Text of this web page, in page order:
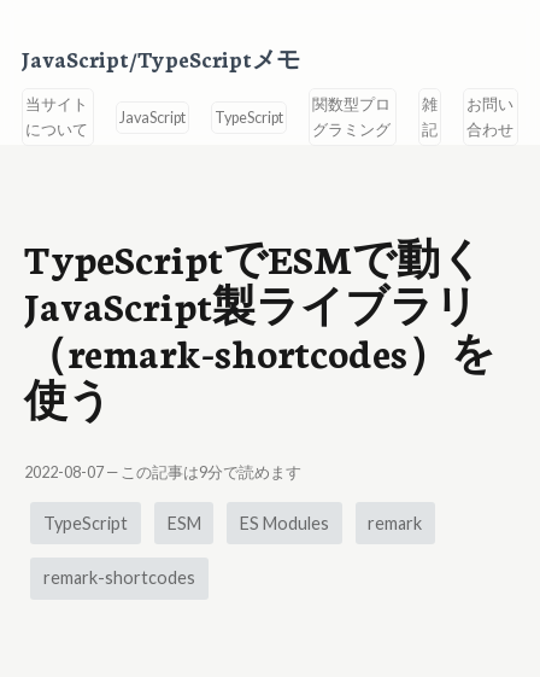
JavaScript/TypeScriptメモ
当サイト
について
JavaScript TypeScript
関数型プロ
グラミング
雑
記
お問い
合わせ
TypeScriptでESMで動く
JavaScript製ライブラリ
（remark-shortcodes）を
使う
2022-08-07 — この記事は9分で読めます
TypeScript ESM ES Modules remark
remark-shortcodes